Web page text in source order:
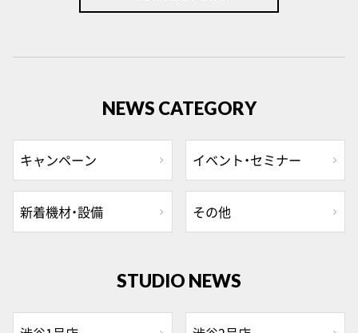
NEWS CATEGORY
キャンペーン イベント・セミナー
新着機材・設備 その他
STUDIO NEWS